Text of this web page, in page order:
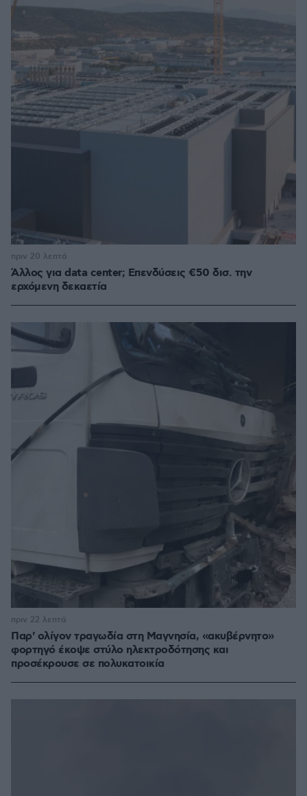
Άλλος για data center; Επενδύσεις €50 δισ. την
ερχόμενη δεκαετία
πριν 20 λεπτά
Παρ' ολίγον τραγωδία στη Μαγνησία, «ακυβέρνητο»
φορτηγό έκοψε στύλο ηλεκτροδότησης και
προσέκρουσε σε πολυκατοικία
πριν 22 λεπτά